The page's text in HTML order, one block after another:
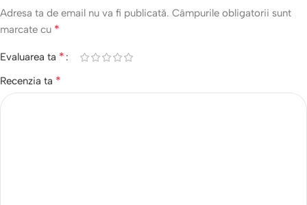
Adresa ta de email nu va fi publicată. Câmpurile obligatorii sunt
marcate cu *
Evaluarea ta *
Recenzia ta *